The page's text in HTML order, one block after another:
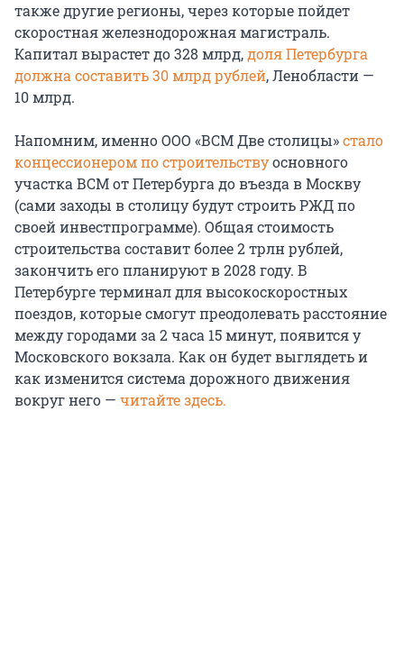
также другие регионы, через которые пойдет
скоростная железнодорожная магистраль.
Капитал вырастет до 328 млрд,доля Петербурга
должна составить 30 млрд рублей, Ленобласти —
10 млрд.
Напомним, именно ООО «ВСМ Две столицы»стало
концессионером по строительствуосновного
участка ВСМ от Петербурга до въезда в Москву
(сами заходы в столицу будут строить РЖД по
своей инвестпрограмме). Общая стоимость
строительства составит более 2 трлн рублей,
закончить его планируют в 2028 году. В
Петербурге терминал для высокоскоростных
поездов, которые смогут преодолевать расстояние
между городами за 2 часа 15 минут, появится у
Московского вокзала. Как он будет выглядеть и
как изменится система дорожного движения
вокруг него — читайте здесь.